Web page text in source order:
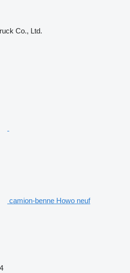
Co., Ltd.
camion-benne Howo neuf